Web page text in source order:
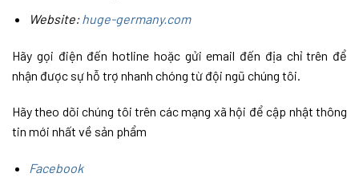
Website: huge-germany.com
Hãy gọi điện đến hotline hoặc gửi email đến địa chỉ trên để
nhận được sự hỗ trợ nhanh chóng từ đội ngũ chúng tôi.
Hãy theo dõi chúng tôi trên các mạng xã hội để cập nhật thông
tin mới nhất về sản phẩm
Facebook